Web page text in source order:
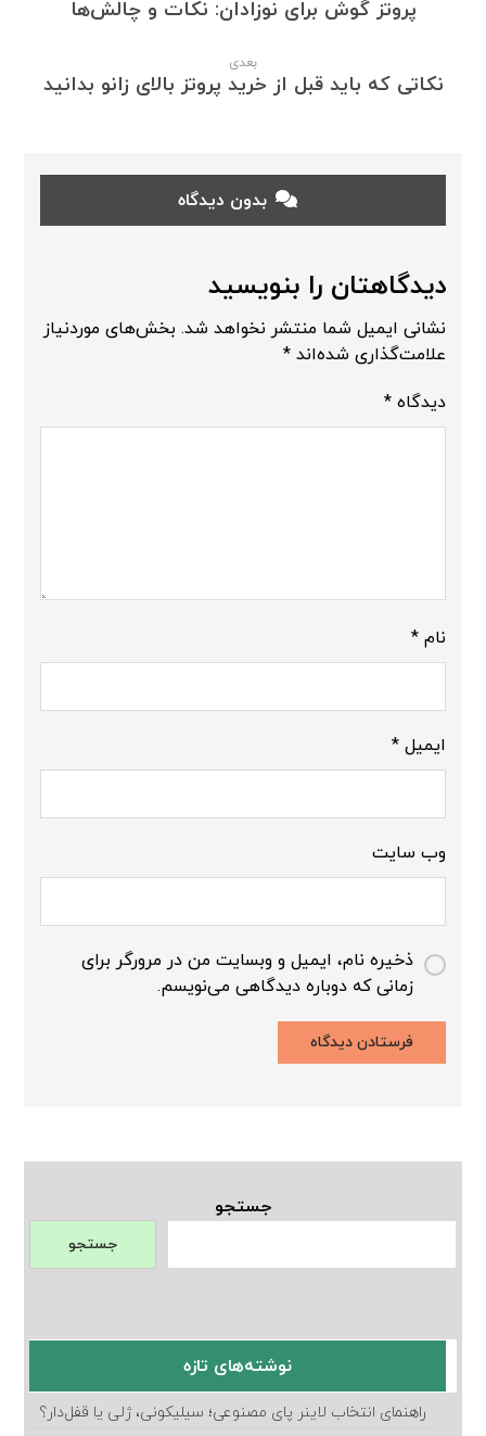
پروتز گوش برای نوزادان: نکات و چالش‌ها
بعدی
نکاتی که باید قبل از خرید پروتز بالای زانو بدانید
بدون دیدگاه
دیدگاهتان را بنویسید
نشانی ایمیل شما منتشر نخواهد شد. بخش‌های موردنیاز
علامت‌گذاری شده‌اند*
دیدگاه*
نام*
ایمیل*
وب‌ سایت
ذخیره نام، ایمیل و وبسایت من در مرورگر برای
زمانی که دوباره دیدگاهی می‌نویسم.
جستجو
جستجو
نوشته‌های تازه
راهنمای انتخاب لاینر پای مصنوعی؛ سیلیکونی، ژلی یا قفل‌دار؟